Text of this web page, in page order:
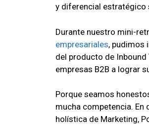
y diferencial estratégico
Durante nuestro mini-
empresariales, pudimos
del producto de
empresas B2B a lograr
Porque seamos
mucha competencia.
holística de Marketing,